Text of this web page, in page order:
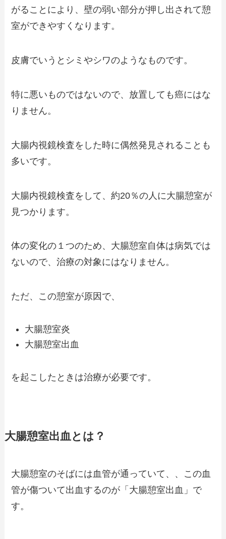
がることにより、壁の弱い部分が押し出されて憩
室ができやすくなります。
皮膚でいうとシミやシワのようなものです。
特に悪いものではないので、放置しても癌にはな
りません。
大腸内視鏡検査をした時に偶然発見されることも
多いです。
大腸内視鏡検査をして、約20％の人に大腸憩室が
見つかります。
体の変化の１つのため、大腸憩室自体は病気では
ないので、治療の対象にはなりません。
ただ、この憩室が原因で、
大腸憩室炎
大腸憩室出血
を起こしたときは治療が必要です。
大腸憩室出血とは？
大腸憩室のそばには血管が通っていて、、この血
管が傷ついて出血するのが「大腸憩室出血」で
す。